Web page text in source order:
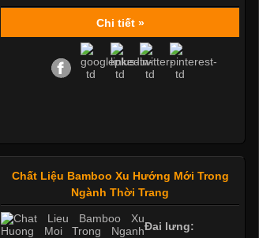
Chi tiết »
Chất Liệu Bamboo Xu Hướng Mới Trong
Ngành Thời Trang
Đai lưng: